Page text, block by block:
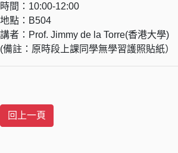
時間：10:00-12:00
地點：B504
講者：Prof. Jimmy de la Torre(香港大學)
(備註：原時段上課同學無學習護照貼紙）